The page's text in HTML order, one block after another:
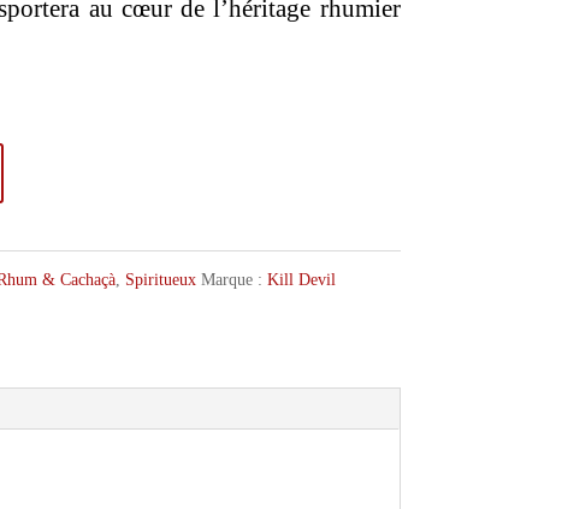
au cœur de l’héritage rhumier
& Cachaçà, Spiritueux Marque : Kill Devil